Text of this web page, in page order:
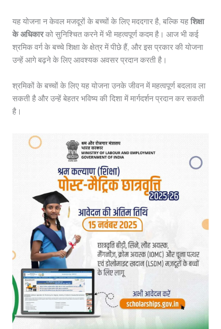
यह योजना न केवल मजदूरों के बच्चों के लिए मददगार है, बल्कि यह शिक्षा
के अधिकारको सुनिश्चित करने में भी महत्वपूर्ण कदम है। आज भी कई
श्रमिक वर्ग के बच्चे शिक्षा के क्षेत्र में पीछे हैं, और इस प्रकार की योजना
उन्हें आगे बढ़ने के लिए आवश्यक अवसर प्रदान करती है।
श्रमिकों के बच्चों के लिए यह योजना उनके जीवन में महत्वपूर्ण बदलाव ला
सकती है और उन्हें बेहतर भविष्य की दिशा में मार्गदर्शन प्रदान कर सकती
है।